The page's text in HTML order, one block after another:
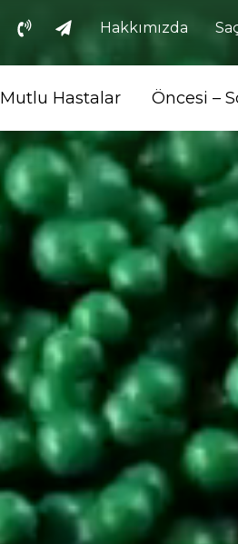
Hakkımızda
Mutlu Hastalar Öncesi –